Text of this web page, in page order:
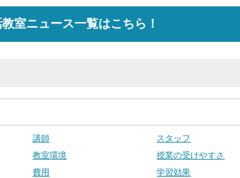
室ニュース一覧はこちら！
講師
スタッフ
教室環境
授業の受けやすさ
費用
学習効果